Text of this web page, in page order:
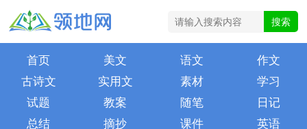
首页 美文 语文
作文
古诗文
实用文 素材
学习
试题
教案 随笔
日记
总结
摘抄 课件
英语